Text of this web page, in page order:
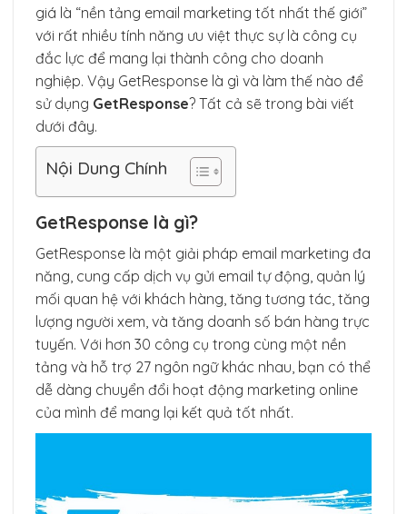
giá là “nền tảng email marketing tốt nhất thế giới”
với rất nhiều tính năng ưu việt thực sự là công cụ
đắc lực để mang lại thành công cho doanh
nghiệp. Vậy GetResponse là gì và làm thế nào để
sử dụng GetResponse? Tất cả sẽ trong bài viết
dưới đây.
Nội Dung Chính
GetResponse là gì?
GetResponse là một giải pháp email marketing đa
năng, cung cấp dịch vụ gửi email tự động, quản lý
mối quan hệ với khách hàng, tăng tương tác, tăng
lượng người xem, và tăng doanh số bán hàng trực
tuyến. Với hơn 30 công cụ trong cùng một nền
tảng và hỗ trợ 27 ngôn ngữ khác nhau, bạn có thể
dễ dàng chuyển đổi hoạt động marketing online
của mình để mang lại kết quả tốt nhất.